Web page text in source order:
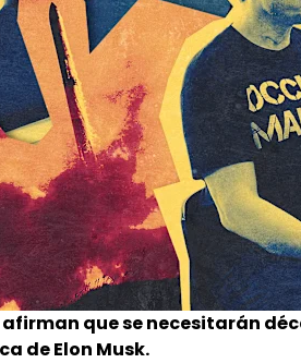
afirman que se necesitarán
de Elon Musk.